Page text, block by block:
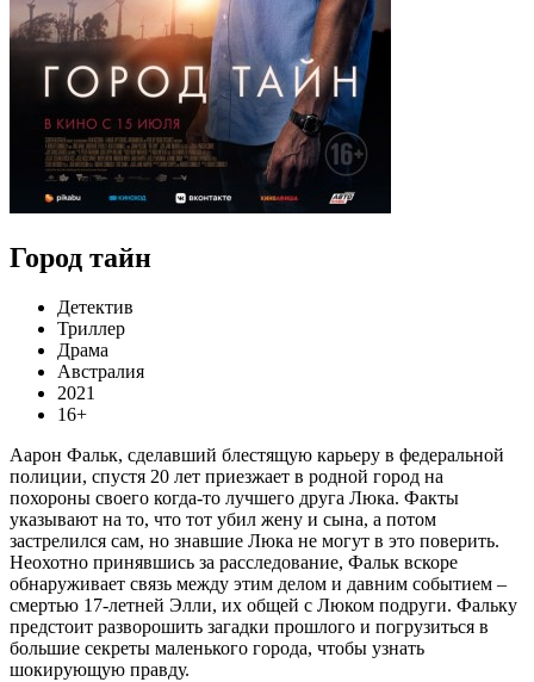
Город тайн
Детектив
Триллер
Драма
Австралия
2021
16+
Аарон Фальк, сделавший блестящую карьеру в федеральной
полиции, спустя 20 лет приезжает в родной город на
похороны своего когда-то лучшего друга Люка. Факты
указывают на то, что тот убил жену и сына, а потом
застрелился сам, но знавшие Люка не могут в это поверить.
Неохотно принявшись за расследование, Фальк вскоре
обнаруживает связь между этим делом и давним событием –
смертью 17-летней Элли, их общей с Люком подруги. Фальку
предстоит разворошить загадки прошлого и погрузиться в
большие секреты маленького города, чтобы узнать
шокирующую правду.